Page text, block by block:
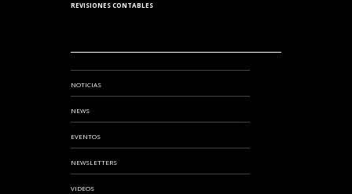
REVISIONES CONTABLES
NOTICIAS
NEWS
EVENTOS
NEWSLETTERS
VIDEOS